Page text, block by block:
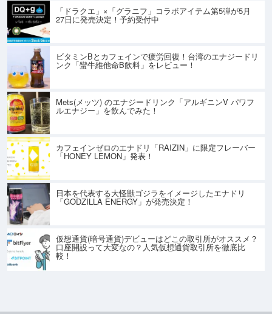
「ドラクエ」×「グラニフ」コラボアイテム第5弾が5月
27日に発売決定！予約受付中
ビタミンBとカフェインで疲労回復！台湾のエナジードリ
ンク「蠻牛維他命B飲料」をレビュー！
Mets(メッツ) のエナジードリンク「アルギニンV パワフ
ルエナジー」を飲んでみた！
カフェインゼロのエナドリ「RAIZIN」に限定フレーバー
「HONEY LEMON」発表！
日本を代表する大怪獣ゴジラをイメージしたエナドリ
「GODZILLA ENERGY」が発売決定！
仮想通貨(暗号通貨)デビューはどこの取引所がオススメ？
口座開設って大変なの？人気仮想通貨取引所を徹底比
較！